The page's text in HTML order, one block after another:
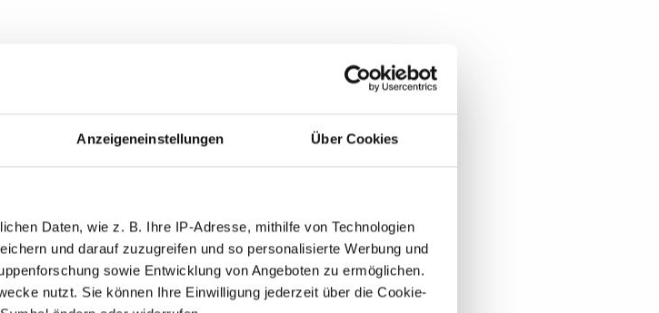
Anzeigeneinstellungen Über Cookies
Daten, wie z. B. Ihre IP-Adresse, mithilfe von Technologien
und darauf zuzugreifen und so personalisierte Werbung und
sowie Entwicklung von Angeboten zu ermöglichen.
nutzt. Sie können Ihre Einwilligung jederzeit über die Cookie-